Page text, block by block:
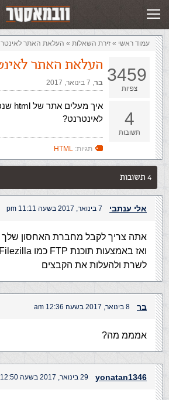
זירת השאלות
עמוד ראשי » ‏זירת השאלות‏ » העלאת האתר
3459
צפיות
4
תשובות
העלאת האתר
בר,‏ 7 בינואר, 2017
לאינטרנט?
תגיות: HTML
4 תשובות
אלי ענתבי 7 בינואר, 2017 בשעה 11:11 pm
לשרת ולהעלות את הקבצים
בר 8 בינואר, 2017 בשעה 12:36 am
אמממ מה?
yonatan1346 29 בינואר, 2017 בשעה 12:50 pm